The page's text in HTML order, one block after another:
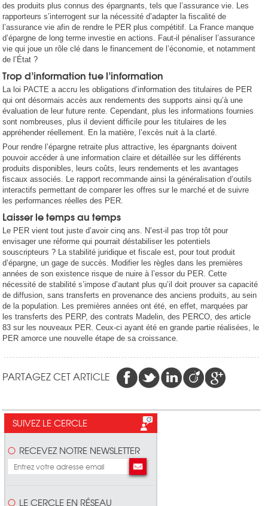
des produits plus connus des épargnants, tels que l’assurance vie. Les
rapporteurs s’interrogent sur la nécessité d’adapter la fiscalité de
l’assurance vie afin de rendre le PER plus compétitif. La France manque
d’épargne de long terme investie en actions. Faut-il pénaliser l’assurance
vie qui joue un rôle clé dans le financement de l’économie, et notamment
de l’État ?
Trop d’information tue l’information
La loi PACTE a accru les obligations d’information des titulaires de PER
qui ont désormais accès aux rendements des supports ainsi qu’à une
évaluation de leur future rente. Cependant, plus les informations fournies
sont nombreuses, plus il devient difficile pour les titulaires de les
appréhender réellement. En la matière, l’excès nuit à la clarté.
Pour rendre l’épargne retraite plus attractive, les épargnants doivent
pouvoir accéder à une information claire et détaillée sur les différents
produits disponibles, leurs coûts, leurs rendements et les avantages
fiscaux associés. Le rapport recommande ainsi la généralisation d’outils
interactifs permettant de comparer les offres sur le marché et de suivre
les performances réelles des PER.
Laisser le temps au temps
Le PER vient tout juste d’avoir cinq ans. N’est-il pas trop tôt pour
envisager une réforme qui pourrait déstabiliser les potentiels
souscripteurs ? La stabilité juridique et fiscale est, pour tout produit
d’épargne, un gage de succès. Modifier les règles dans les premières
années de son existence risque de nuire à l’essor du PER. Cette
nécessité de stabilité s’impose d’autant plus qu’il doit prouver sa capacité
de diffusion, sans transferts en provenance des anciens produits, au sein
de la population. Les premières années ont été, en effet, marquées par
les transferts des PERP, des contrats Madelin, des PERCO, des article
83 sur les nouveaux PER. Ceux-ci ayant été en grande partie réalisées, le
PER amorce une nouvelle étape de sa croissance.
PARTAGEZ CET ARTICLE
SUIVEZ LE CERCLE
RECEVEZ NOTRE NEWSLETTER
LE CERCLE EN RÉSEAU